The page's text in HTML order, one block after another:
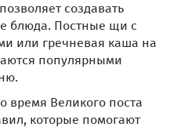
создавать
блюда. Постные щи с
или гречневая каша на
популярными
время Великого поста
которые помогают